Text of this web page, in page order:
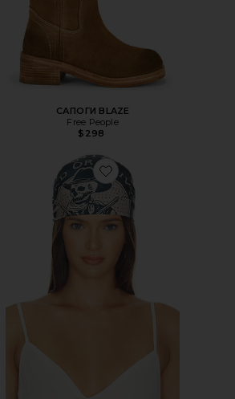
САПОГИ BLAZE
Free People
$298
Favorite ШАРФ DEAD OR ALIVE